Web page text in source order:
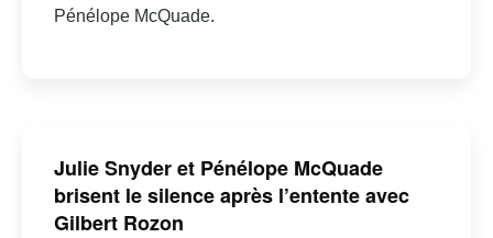
Pénélope McQuade.
Julie Snyder et Pénélope McQuade
brisent le silence après l’entente avec
Gilbert Rozon